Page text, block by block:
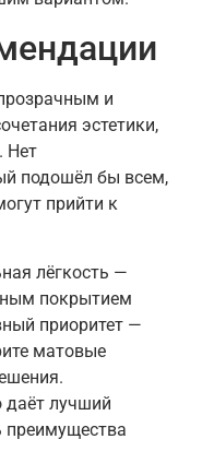
и
эстетики,
Нет
подошёл бы всем,
прийти к
лёгкость —
покрытием
приоритет —
матовые
даёт лучший
преимущества